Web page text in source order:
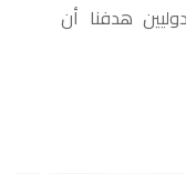
هدفنا أن